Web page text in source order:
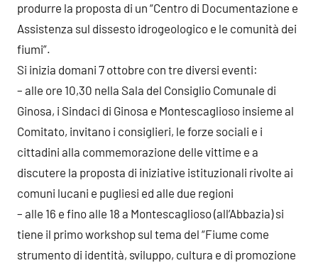
produrre la proposta di un “Centro di Documentazione e
Assistenza sul dissesto idrogeologico e le comunità dei
fiumi”.
Si inizia domani 7 ottobre con tre diversi eventi:
– alle ore 10,30 nella Sala del Consiglio Comunale di
Ginosa, i Sindaci di Ginosa e Montescaglioso insieme al
Comitato, invitano i consiglieri, le forze sociali e i
cittadini alla commemorazione delle vittime e a
discutere la proposta di iniziative istituzionali rivolte ai
comuni lucani e pugliesi ed alle due regioni
– alle 16 e fino alle 18 a Montescaglioso (all’Abbazia) si
tiene il primo workshop sul tema del “Fiume come
strumento di identità, sviluppo, cultura e di promozione